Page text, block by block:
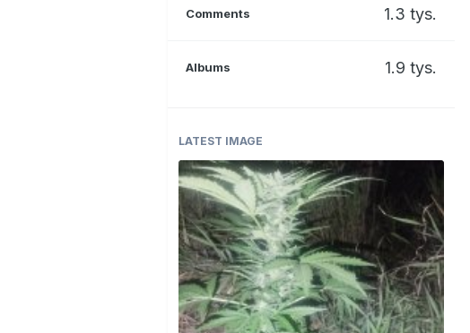
Comments 1.3 tys.
Albums 1.9 tys.
LATEST IMAGE